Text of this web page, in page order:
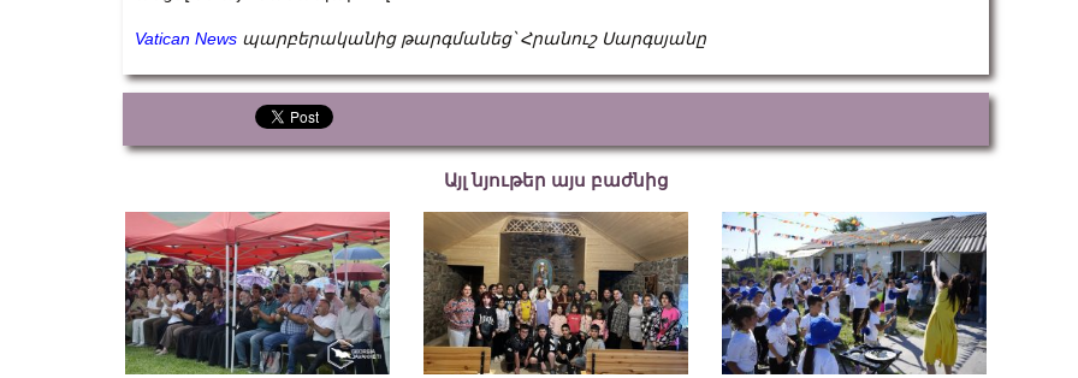
Vatican News պարբերականից թարգմանեց՝ Հրանուշ Սարգսյանը
Այլ նյութեր այս բաժնից